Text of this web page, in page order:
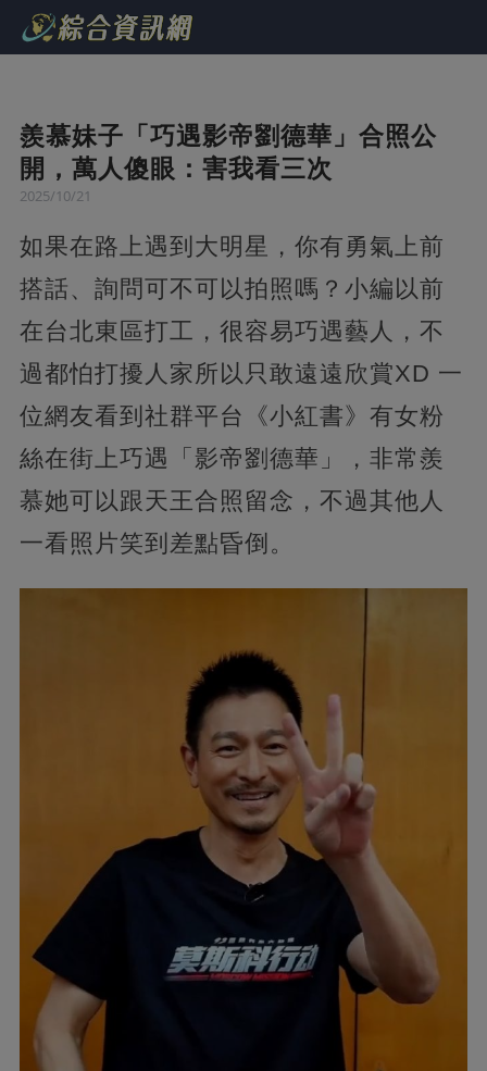
羨慕妹子「巧遇影帝劉德華」合照公
開，萬人傻眼：害我看三次
2025/10/21
如果在路上遇到大明星，你有勇氣上前
搭話、詢問可不可以拍照嗎？小編以前
在台北東區打工，很容易巧遇藝人，不
過都怕打擾人家所以只敢遠遠欣賞XD 一
位網友看到社群平台《小紅書》有女粉
絲在街上巧遇「影帝劉德華」，非常羨
慕她可以跟天王合照留念，不過其他人
一看照片笑到差點昏倒。